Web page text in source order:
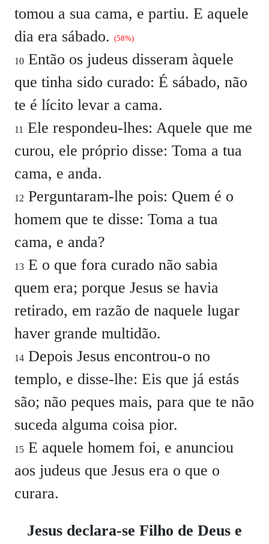
tomou a sua cama, e partiu. E aquele
dia era sábado. (58%)
10 Então os judeus disseram àquele
que tinha sido curado: É sábado, não
te é lícito levar a cama.
11 Ele respondeu-lhes: Aquele que me
curou, ele próprio disse: Toma a tua
cama, e anda.
12 Perguntaram-lhe pois: Quem é o
homem que te disse: Toma a tua
cama, e anda?
13 E o que fora curado não sabia
quem era; porque Jesus se havia
retirado, em razão de naquele lugar
haver grande multidão.
14 Depois Jesus encontrou-o no
templo, e disse-lhe: Eis que já estás
são; não peques mais, para que te não
suceda alguma coisa pior.
15 E aquele homem foi, e anunciou
aos judeus que Jesus era o que o
curara.
Jesus declara-se Filho de Deus e